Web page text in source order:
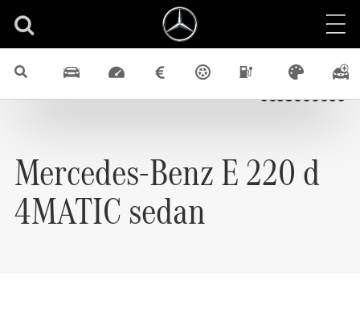
Nové vozidlá 4x4 Diesel Sedan
0658000050
Mercedes-BenzE 220 d
4MATIC sedan